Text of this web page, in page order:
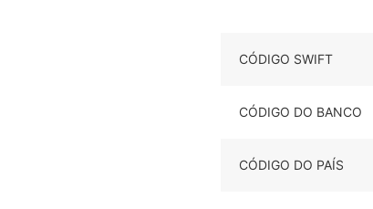
CÓDIGO SWIFT
CÓDIGO DO BANCO
CÓDIGO DO PAÍS